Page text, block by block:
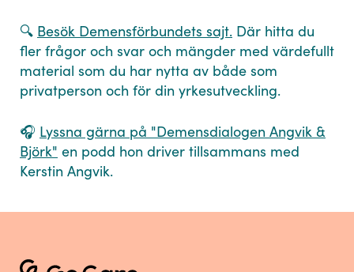
🔍 Besök Demensförbundets sajt. Där hitta du
fler frågor och svar och mängder med värdefullt
material som du har nytta av både som
privatperson och för din yrkesutveckling.
🎧 Lyssna gärna på "Demensdialogen Angvik &
Björk" en podd hon driver tillsammans med
Kerstin Angvik.